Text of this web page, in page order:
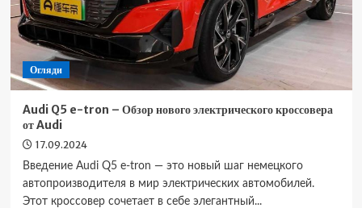
Tesla
Огляди
Audi Q5 e-tron – Обзор нового электрического кроссовера
от Audi
17.09.2024
Введение Audi Q5 e-tron — это новый шаг немецкого
автопроизводителя в мир электрических автомобилей.
Этот кроссовер сочетает в себе элегантный...